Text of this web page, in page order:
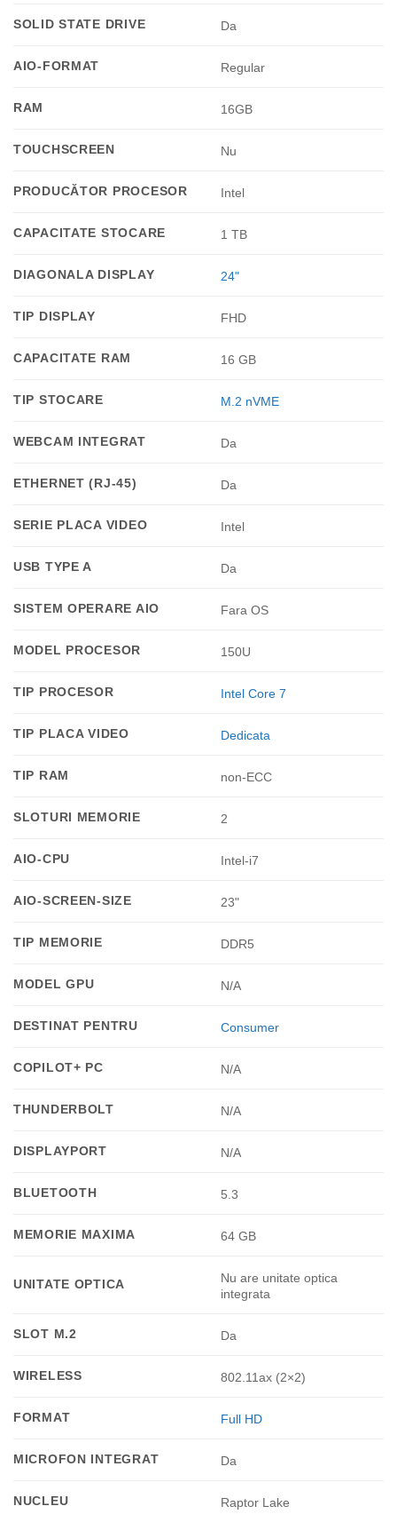
SOLID STATE DRIVE Da
AIO-FORMAT Regular
RAM 16GB
TOUCHSCREEN Nu
PRODUCĂTOR PROCESOR Intel
CAPACITATE STOCARE 1 TB
DIAGONALA DISPLAY 24"
TIP DISPLAY FHD
CAPACITATE RAM 16 GB
TIP STOCARE M.2 nVME
WEBCAM INTEGRAT Da
ETHERNET (RJ-45) Da
SERIE PLACA VIDEO Intel
USB TYPE A Da
SISTEM OPERARE AIO Fara OS
MODEL PROCESOR 150U
TIP PROCESOR Intel Core 7
TIP PLACA VIDEO Dedicata
TIP RAM non-ECC
SLOTURI MEMORIE 2
AIO-CPU Intel-i7
AIO-SCREEN-SIZE 23"
TIP MEMORIE DDR5
MODEL GPU N/A
DESTINAT PENTRU Consumer
COPILOT+ PC N/A
THUNDERBOLT N/A
DISPLAYPORT N/A
BLUETOOTH 5.3
MEMORIE MAXIMA 64 GB
UNITATE OPTICA
Nu are unitate optica
integrata
SLOT M.2 Da
WIRELESS 802.11ax (2×2)
FORMAT Full HD
MICROFON INTEGRAT Da
NUCLEU Raptor Lake